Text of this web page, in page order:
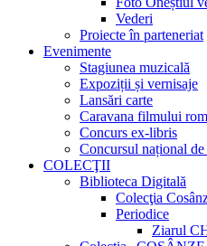
Vederi
Proiecte în parteneriat
Evenimente
Stagiunea muzicală
Expoziții și vernisaje
Lansări carte
Caravana filmului
Concurs ex-libris
Concursul național
COLECŢII
Biblioteca Digitală
Colecţia
Periodice
Ziarul